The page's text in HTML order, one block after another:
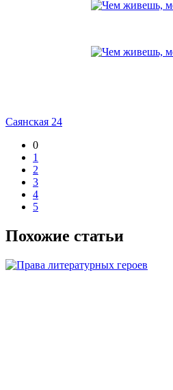
Саянская 24
0
1
2
3
4
5
Похожие статьи